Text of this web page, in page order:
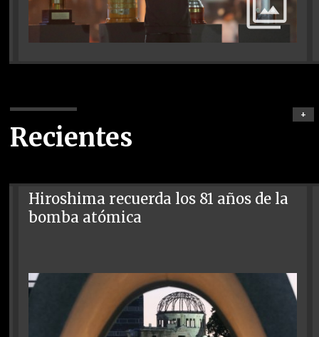
Recientes
+
Hiroshima recuerda los 81 años de la
bomba atómica